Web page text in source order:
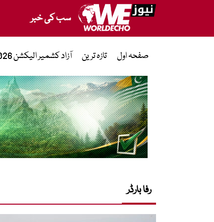
سب کی خبر
صفحہ اول تازہ ترین آزاد کشمیر الیکشن 2026
رفا بارڈر